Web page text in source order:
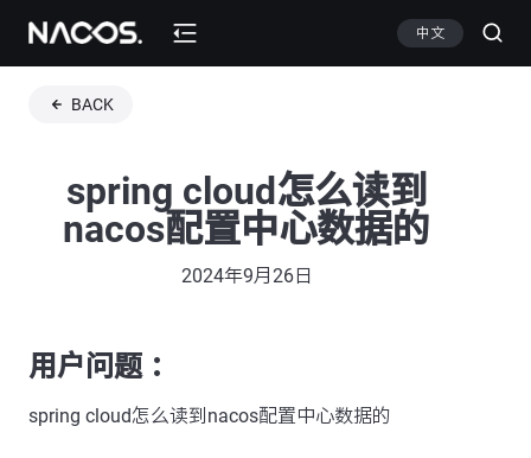
中文
BACK
spring cloud怎么读到
nacos配置中心数据的
2024年9月26日
用户问题 ：
spring cloud怎么读到nacos配置中心数据的